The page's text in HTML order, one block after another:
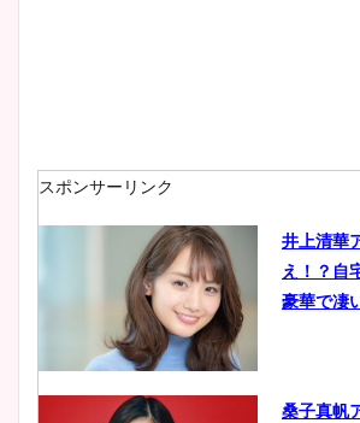
肉も凄い
鈴木唯の
ヤバすぎ
スポンサーリンク
井上清華
え！？自
豪華で凄
桑子真帆